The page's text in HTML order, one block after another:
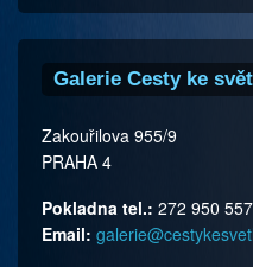
Galerie Cesty ke
Zakouřilova 955/9
PRAHA 4
Pokladna tel.: 272 950 557
Email: